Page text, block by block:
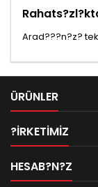
Arad???n?z?
ÜRÜNLER
?IRKETIMIZ
HESAB?N?Z